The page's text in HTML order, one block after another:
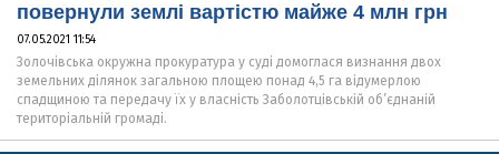
повернули землі вартістю майже 4 млн грн
07.05.2021 11:54
Золочівська окружна прокуратура у суді домоглася визнання двох
земельних ділянок загальною площею понад 4,5 га відумерлою
спадщиною та передачу їх у власність Заболотцівській об’єднаній
територіальній громаді.